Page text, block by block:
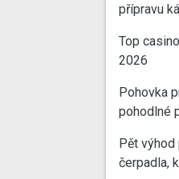
přípravu
Top
2026
Pohovka
pohodlné
Pět
čerpadla,